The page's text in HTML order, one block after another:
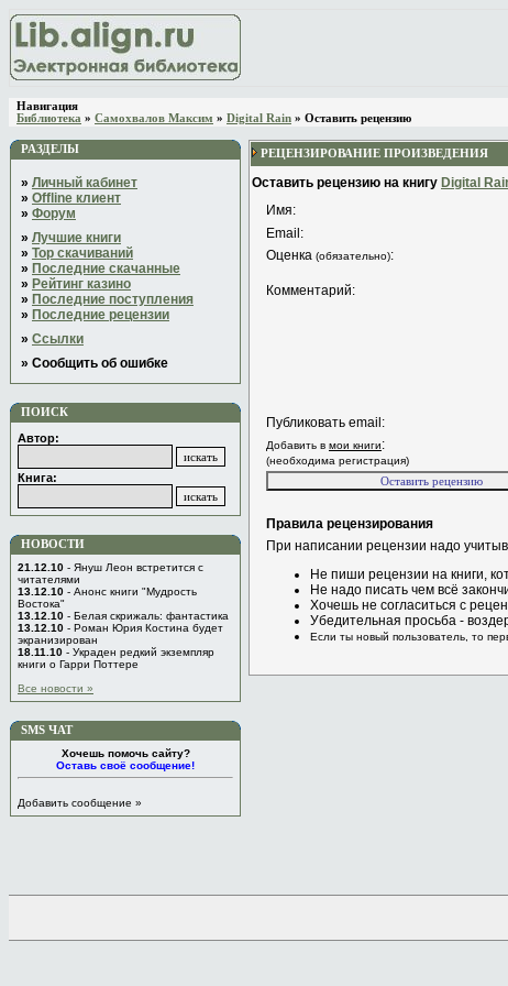
Навигация
Библиотека » Самохвалов Максим » Digital Rain » Оставить рецензию
РАЗДЕЛЫ
» Личный кабинет
» Offline клиент
» Форум
» Лучшие книги
» Top скачиваний
» Последние скачанные
» Рейтинг казино
» Последние поступления
» Последние рецензии
» Ссылки
» Сообщить об ошибке
ПОИСК
Автор:
Книга:
НОВОСТИ
21.12.10 - Януш Леон встретится с
читателями
13.12.10 - Анонс книги "Мудрость
Востока"
13.12.10 - Белая скрижаль: фантастика
13.12.10 - Роман Юрия Костина будет
экранизирован
18.11.10 - Украден редкий экземпляр
книги о Гарри Поттере
Все новости »
SMS ЧАТ
Хочешь помочь сайту?
Оставь своё сообщение!
Добавить сообщение »
РЕЦЕНЗИРОВАНИЕ ПРОИЗВЕДЕНИЯ
Оставить рецензию на книгу Digital
Имя:
Email:
Оценка (обязательно):
Комментарий:
Публиковать email:
Добавить в мои книги:
(необходима регистрация)
Правила рецензирования
При написании рецензии надо
Не пиши рецензии на книги,
Не надо писать чем всё
Хочешь не согласиться с
Убедительная просьба -
Если ты новый пользователь, то